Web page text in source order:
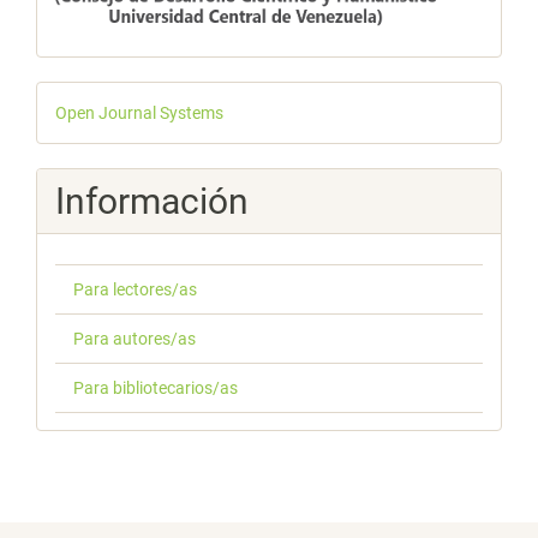
Desarrollado
por
Open Journal Systems
Información
Para lectores/as
Para autores/as
Para bibliotecarios/as